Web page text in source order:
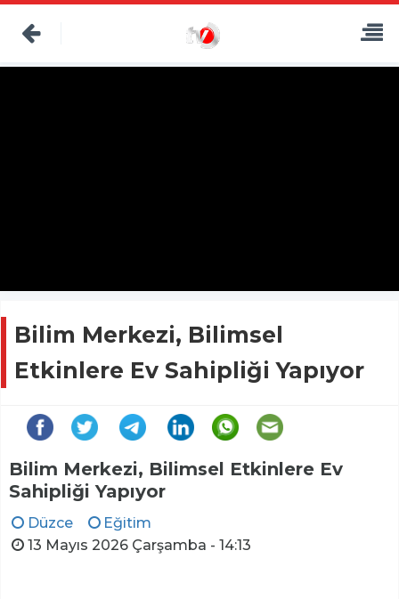
Bilim Merkezi, Bilimsel
Etkinlere Ev Sahipliği Yapıyor
Bilim Merkezi, Bilimsel Etkinlere Ev
Sahipliği Yapıyor
Düzce
Eğitim
13 Mayıs 2026 Çarşamba - 14:13